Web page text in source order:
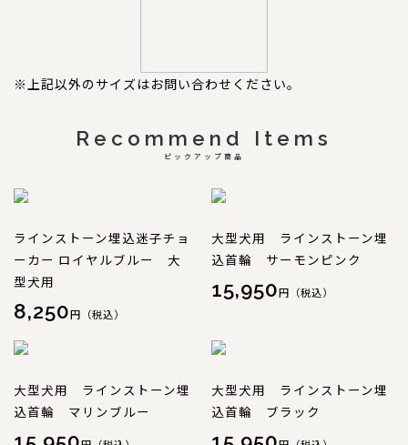
※上記以外のサイズはお問い合わせください。
Recommend Items
ピックアップ商品
ラインストーン埋込迷子チョ
ーカー ロイヤルブルー 大
型犬用
8,250円（税込）
大型犬用 ラインストーン埋
込首輪 サーモンピンク
15,950円（税込）
大型犬用 ラインストーン埋
込首輪 マリンブルー
大型犬用 ラインストーン埋
込首輪 ブラック